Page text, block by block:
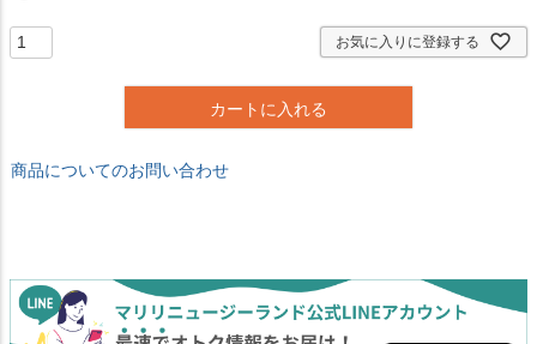
須
)お気に入りに登録する
カートに入れる
商品についてのお問い合わせ